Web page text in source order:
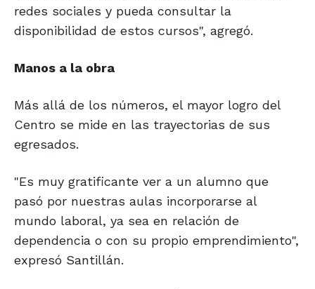
redes sociales y pueda consultar la
disponibilidad de estos cursos", agregó.
Manos a la obra
Más allá de los números, el mayor logro del
Centro se mide en las trayectorias de sus
egresados.
"Es muy gratificante ver a un alumno que
pasó por nuestras aulas incorporarse al
mundo laboral, ya sea en relación de
dependencia o con su propio emprendimiento",
expresó Santillán.